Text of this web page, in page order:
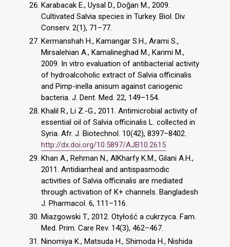
Karabacak E., Uysal D., Doğan M., 2009.
Cultivated Salvia species in Turkey. Biol. Div.
Conserv. 2(1), 71–77.
Kermanshah H., Kamangar S.H., Arami S.,
Mirsalehian A., Kamalineghad M., Karimi M.,
2009. In vitro evaluation of antibacterial activity
of hydroalcoholic extract of Salvia officinalis
and Pimp-inella anisum against cariogenic
bacteria. J. Dent. Med. 22, 149–154.
Khalil R., Li Z.-G., 2011. Antimicrobial activity of
essential oil of Salvia officinalis L. collected in
Syria. Afr. J. Biotechnol. 10(42), 8397–8402.
http://dx.doi.org/10.5897/AJB10.2615
Khan A., Rehman N., AlKharfy K.M., Gilani A.H.,
2011. Antidiarrheal and antispasmodic
activities of Salvia officinalis are mediated
through activation of K+ channels. Bangladesh
J. Pharmacol. 6, 111–116.
Miazgowski T., 2012. Otyłość a cukrzyca. Fam.
Med. Prim. Care Rev. 14(3), 462–467.
Ninomiya K., Matsuda H., Shimoda H., Nishida